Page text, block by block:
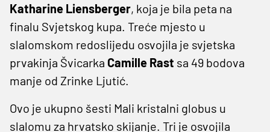
Katharine Liensberger, koja je bila peta na
finalu Svjetskog kupa. Treće mjesto u
slalomskom redoslijedu osvojila je svjetska
prvakinja Švicarka Camille Rast sa 49 bodova
manje od Zrinke Ljutić.
Ovo je ukupno šesti Mali kristalni globus u
slalomu za hrvatsko skijanje. Tri je osvojila